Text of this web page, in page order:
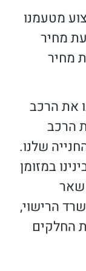
מטעמנו
מחיר
מחיר
את הרכב
הרכב
שלנו.
במזומן
שאר
הרישוי,
החלקים